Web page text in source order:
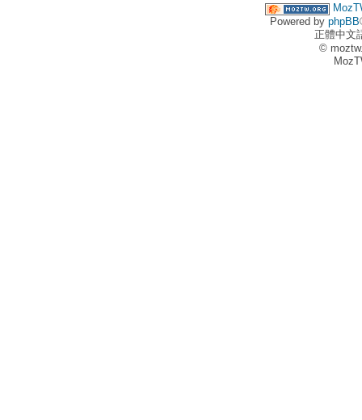
Powered by phpBB
正體中文
©